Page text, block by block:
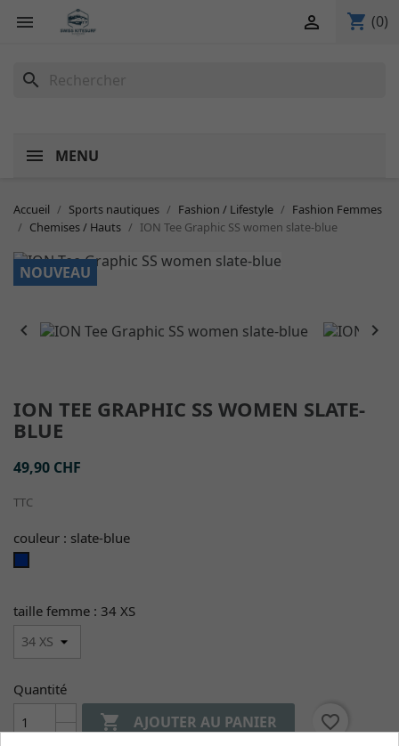
 shopping_cart (0)

search
MENU
Accueil Sports nautiques Fashion / Lifestyle
Fashion Femmes
Chemises / Hauts
ION Tee Graphic SS women slate-blue
NOUVEAU
 
ION TEE GRAPHIC SS WOMEN SLATE-
BLUE
49,90 CHF
TTC
couleur : slate-blue
taille femme : 34 XS
Quantité
 AJOUTER AU PANIER
favorite_border